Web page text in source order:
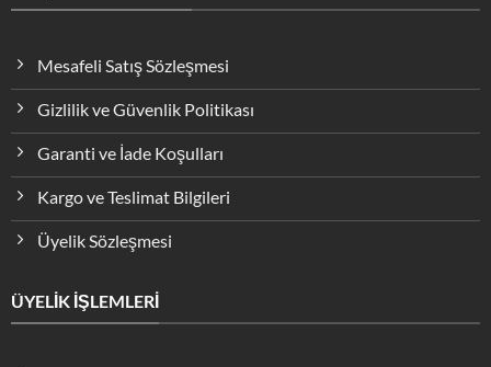
Mesafeli Satış Sözleşmesi
Gizlilik ve Güvenlik Politikası
Garanti ve İade Koşulları
Kargo ve Teslimat Bilgileri
Üyelik Sözleşmesi
ÜYELİK İŞLEMLERİ